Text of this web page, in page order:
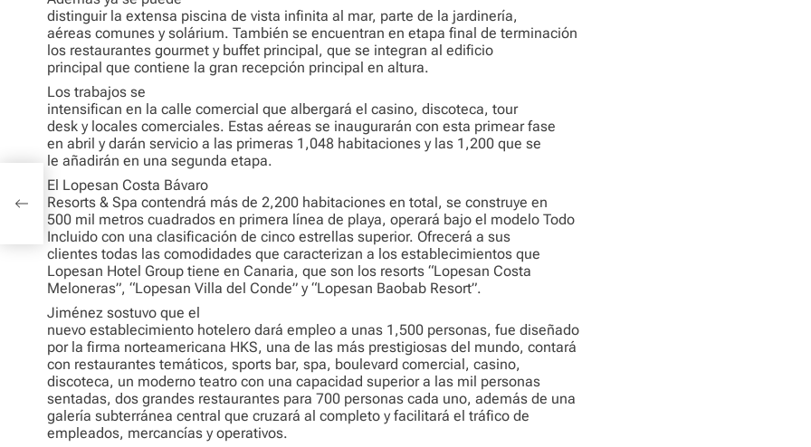
distinguir la extensa piscina de vista infinita al mar, parte de la jardinería,
aéreas comunes y solárium. También se encuentran en etapa final de terminación
los restaurantes gourmet y buffet principal, que se integran al edificio
principal que contiene la gran recepción principal en altura.
Los trabajos se
intensifican en la calle comercial que albergará el casino, discoteca, tour
desk y locales comerciales. Estas aéreas se inaugurarán con esta primear fase
en abril y darán servicio a las primeras 1,048 habitaciones y las 1,200 que se
le añadirán en una segunda etapa.
El Lopesan Costa Bávaro
Resorts & Spa contendrá más de 2,200 habitaciones en total, se construye en
500 mil metros cuadrados en primera línea de playa, operará bajo el modelo Todo
Incluido con una clasificación de cinco estrellas superior. Ofrecerá a sus
clientes todas las comodidades que caracterizan a los establecimientos que
Lopesan Hotel Group tiene en Canaria, que son los resorts “Lopesan Costa
Meloneras”, “Lopesan Villa del Conde” y “Lopesan Baobab Resort”.
Jiménez sostuvo que el
nuevo establecimiento hotelero dará empleo a unas 1,500 personas, fue diseñado
por la firma norteamericana HKS, una de las más prestigiosas del mundo, contará
con restaurantes temáticos, sports bar, spa, boulevard comercial, casino,
discoteca, un moderno teatro con una capacidad superior a las mil personas
sentadas, dos grandes restaurantes para 700 personas cada uno, además de una
galería subterránea central que cruzará al completo y facilitará el tráfico de
empleados, mercancías y operativos.